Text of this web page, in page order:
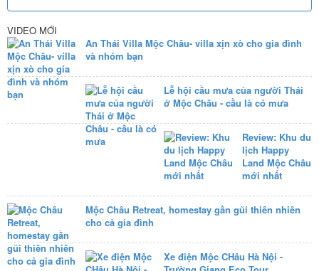
VIDEO MỚI
An Thái Villa Mộc Châu- villa xịn xò cho gia đình
và nhóm bạn
Lễ hội cầu mưa của người Thái
ở Mộc Châu - cầu là có mưa
Review: Khu du
lịch Happy
Land Mộc Châu
mới nhất
Mộc Châu Retreat, homestay gần gũi thiên nhiên
cho cả gia đình
Xe điện Mộc CHâu Hà Nội -